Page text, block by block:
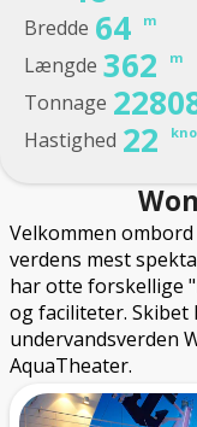
Bredde 64 m
Længde 362 m
Tonnage
Hastighed 22
Velkommen
verdens mest
har otte forskellige
og faciliteter.
undervandsverden
AquaTheater.